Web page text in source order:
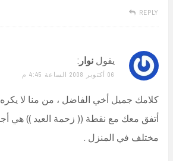
REPLY
يقول نوار :
06 أكتوبر 2008 الساعة 4:45 م
كلامك جميل أخي الفاضل ، من منا لا يكره
أتفق معك مع نقطة (( زحمة العيد )) هي
مختلف في المنزل .